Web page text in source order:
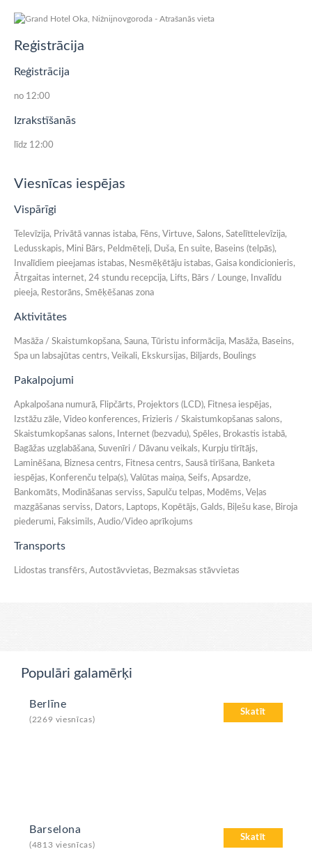
Reģistrācija
Reģistrācija
no 12:00
Izrakstīšanās
līdz 12:00
Viesnīcas iespējas
Vispārīgi
Televīzija, Privātā vannas istaba, Fēns, Virtuve, Salons, Satelīttelevīzija,
Ledusskapis, Mini Bārs, Peldmēteļi, Duša, En suite, Baseins (telpās),
Invalīdiem pieejamas istabas, Nesmēķētāju istabas, Gaisa kondicionieris,
Ātrgaitas internet, 24 stundu recepcija, Lifts, Bārs / Lounge, Invalīdu
pieeja, Restorāns, Smēķēšanas zona
Aktivitātes
Masāža / Skaistumkopšana, Sauna, Tūristu informācija, Masāža, Baseins,
Spa un labsajūtas centrs, Veikali, Ekskursijas, Biljards, Boulings
Pakalpojumi
Apkalpošana numurā, Flipčārts, Projektors (LCD), Fitnesa iespējas,
Izstāžu zāle, Video konferences, Frizieris / Skaistumkopšanas salons,
Skaistumkopšanas salons, Internet (bezvadu), Spēles, Brokastis istabā,
Bagāžas uzglabāšana, Suvenīri / Dāvanu veikals, Kurpju tīrītājs,
Laminēšana, Biznesa centrs, Fitnesa centrs, Sausā tīrīšana, Banketa
iespējas, Konferenču telpa(s), Valūtas maiņa, Seifs, Apsardze,
Bankomāts, Modināšanas serviss, Sapulču telpas, Modēms, Veļas
mazgāšanas serviss, Dators, Laptops, Kopētājs, Galds, Biļešu kase, Biroja
piederumi, Faksimils, Audio/Video aprīkojums
Transports
Lidostas transfērs, Autostāvvietas, Bezmaksas stāvvietas
Populāri galamērķi
Skatīt
Berlīne
(2269 viesnīcas)
Skatīt
Barselona
(4813 viesnīcas)